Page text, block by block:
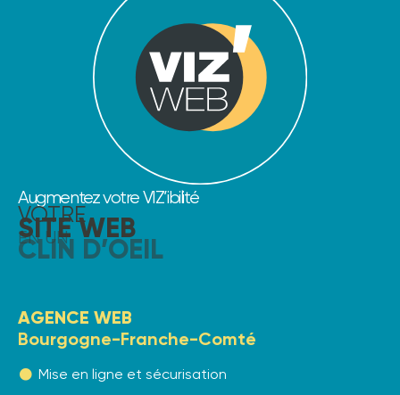
Augmentez votre VIZ’ibilité
VOTRE
SITE WEB
EN UN
CLIN D’OEIL
AGENCE WEB
Bourgogne-Franche-Comté
Mise en ligne et sécurisation